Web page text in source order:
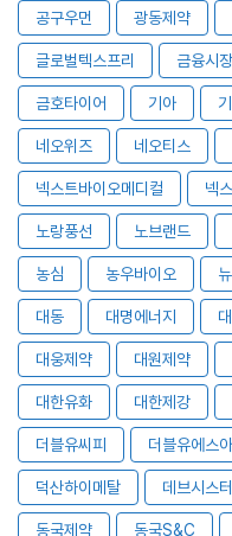
공구우먼 광동제약
글로벌텍스프리 금융시장
금호타이어 기아
네오위즈 네오티스
넥스트바이오메디컬 넥
노랑풍선 노브랜드
농심 농우바이오
대동 대명에너지
대웅제약 대원제약
대한유화 대한제강
더블유씨피 더블유에스아
덕산하이메탈 데브시스
동국제약 동국S&C